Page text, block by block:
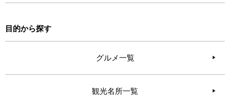
目的から探す
グルメ一覧
観光名所一覧